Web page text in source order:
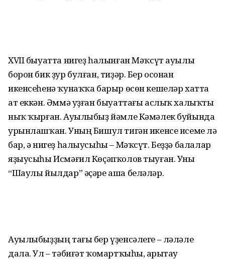
XVII быуатта нигеҙ һалынған Мәҡсүт ауылы
борон бик ҙур булған, тиҙәр. Бер осонан
икенсеһенә ҡунаҡҡа барыр өсөн кешеләр хатта
ат еккән. Әммә уҙ­ған быуаттағы аслыҡ халыҡты
ныҡ ҡырған. Ауылыбыҙ йәмле Кәмәлек буйында
урынлашҡан. Уның Бишул тигән икенсе исеме лә
бар, ә нигеҙ һалыу­сы­һы – Мәҡсүт. Беҙҙә балалар
яҙыу­сыһы Исмәғил Көҫәпҡолов тыуған. Уны
“Шаулы йылдар” әҫәре аша беләләр.
Ауылыбыҙҙың тағы бер үҙенсәлеге – ләләле
дала. Ул – тәбиғәт ҡомарт­ҡы­һы, Һарытау